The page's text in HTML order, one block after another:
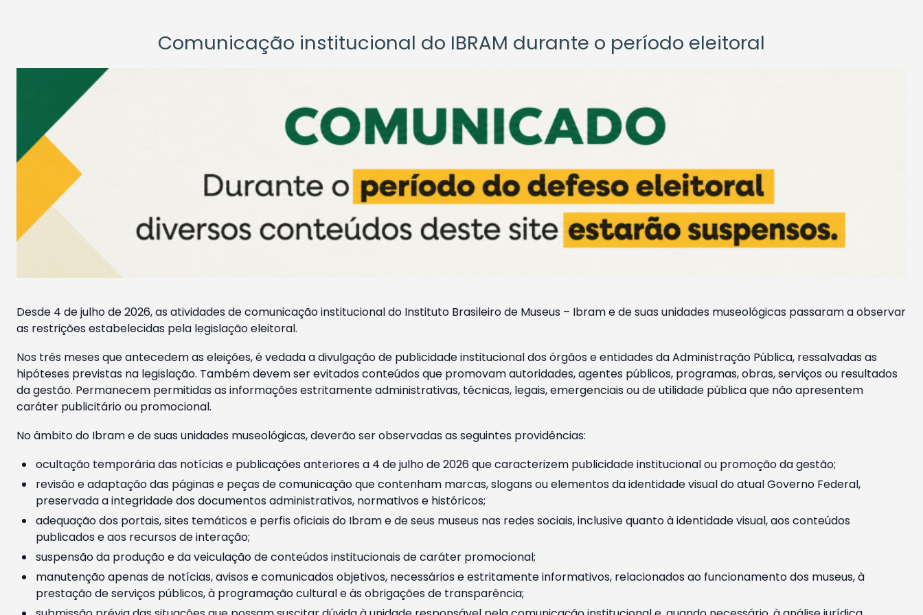
Comunicação institucional do IBRAM durante o período eleitoral
Desde 4 de julho de 2026, as atividades de comunicação institucional do Instituto Brasileiro de Museus – Ibram e de suas unidades museológicas passaram a observar
as restrições estabelecidas pela legislação eleitoral.
Nos três meses que antecedem as eleições, é vedada a divulgação de publicidade institucional dos órgãos e entidades da Administração Pública, ressalvadas as
hipóteses previstas na legislação. Também devem ser evitados conteúdos que promovam autoridades, agentes públicos, programas, obras, serviços ou resultados
da gestão. Permanecem permitidas as informações estritamente administrativas, técnicas, legais, emergenciais ou de utilidade pública que não apresentem
caráter publicitário ou promocional.
No âmbito do Ibram e de suas unidades museológicas, deverão ser observadas as seguintes providências:
ocultação temporária das notícias e publicações anteriores a 4 de julho de 2026 que caracterizem publicidade institucional ou promoção da gestão;
revisão e adaptação das páginas e peças de comunicação que contenham marcas, slogans ou elementos da identidade visual do atual Governo Federal,
preservada a integridade dos documentos administrativos, normativos e históricos;
adequação dos portais, sites temáticos e perfis oficiais do Ibram e de seus museus nas redes sociais, inclusive quanto à identidade visual, aos conteúdos
publicados e aos recursos de interação;
suspensão da produção e da veiculação de conteúdos institucionais de caráter promocional;
manutenção apenas de notícias, avisos e comunicados objetivos, necessários e estritamente informativos, relacionados ao funcionamento dos museus, à
prestação de serviços públicos, à programação cultural e às obrigações de transparência;